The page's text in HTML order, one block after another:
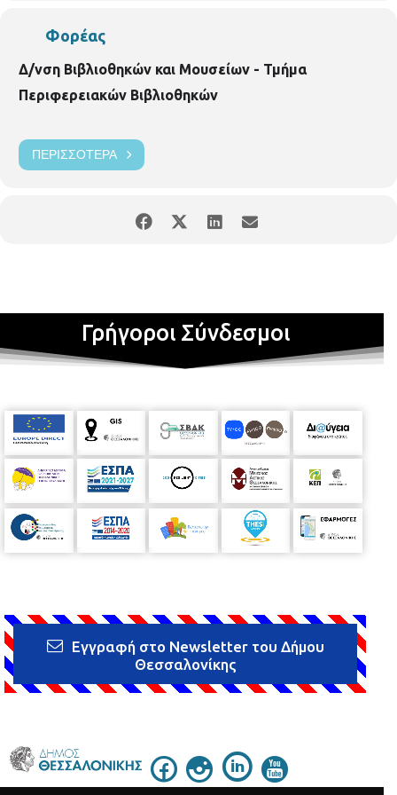
Φορέας
Δ/νση Βιβλιοθηκών και Μουσείων - Τμήμα
Περιφερειακών Βιβλιοθηκών
ΠΕΡΙΣΣΌΤΕΡΑ
Γρήγοροι Σύνδεσμοι
Εγγραφή στο Newsletter του Δήμου
Θεσσαλονίκης